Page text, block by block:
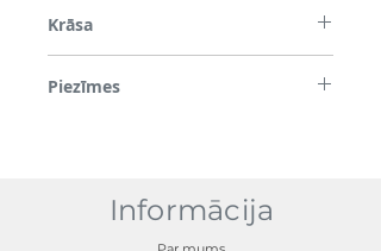
Krāsa
Piezīmes
Informācija